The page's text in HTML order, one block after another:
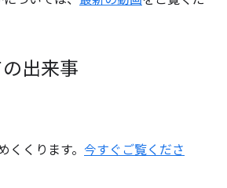
出来事
くります。 今すぐご覧くださ